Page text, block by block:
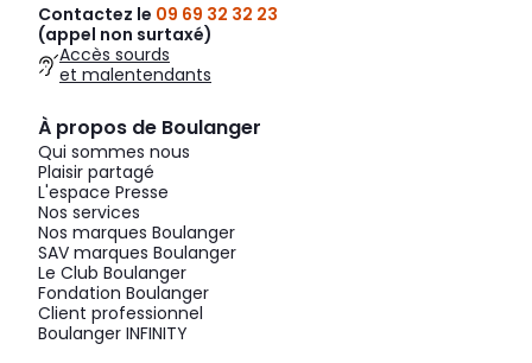
Contactez le 09 69 32 32 23
(appel non surtaxé)
Accès sourds
et malentendants
À propos de Boulanger
Qui sommes nous
Plaisir partagé
L'espace Presse
Nos services
Nos marques Boulanger
SAV marques Boulanger
Le Club Boulanger
Fondation Boulanger
Client professionnel
Boulanger INFINITY